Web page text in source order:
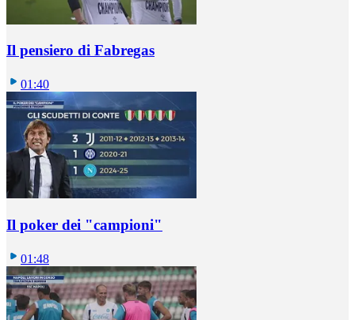
Il pensiero di Fabregas
01:40
Il poker dei "campioni"
01:48